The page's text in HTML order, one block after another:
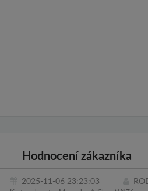
Hodnocení zákazníka
2025-11-06 23:23:03